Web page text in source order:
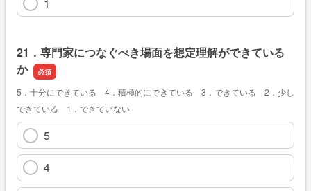
21．専門家につなぐべき場面を想定理解ができている
か
5．十分にできている 4．積極的にできている 3．できている 2．少し
できている 1．できていない
5
4